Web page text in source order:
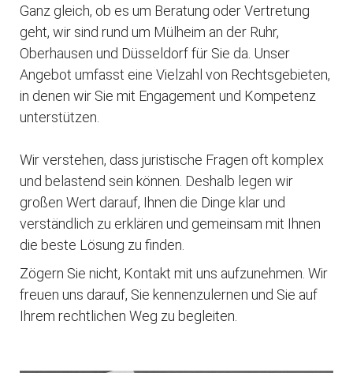
Ganz gleich, ob es um Beratung oder Vertretung
geht, wir sind rund um Mülheim an der Ruhr,
Oberhausen und Düsseldorf für Sie da. Unser
Angebot umfasst eine Vielzahl von Rechtsgebieten,
in denen wir Sie mit Engagement und Kompetenz
unterstützen.
Wir verstehen, dass juristische Fragen oft komplex
und belastend sein können. Deshalb legen wir
großen Wert darauf, Ihnen die Dinge klar und
verständlich zu erklären und gemeinsam mit Ihnen
die beste Lösung zu finden.
Zögern Sie nicht, Kontakt mit uns aufzunehmen. Wir
freuen uns darauf, Sie kennenzulernen und Sie auf
Ihrem rechtlichen Weg zu begleiten.